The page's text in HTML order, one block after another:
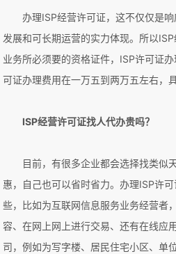
办理ISP经营许可证，这不仅仅是响
发展和可长期运营的实力体现。所以
业务所必须要的资格证件，ISP许可证
可证办理费用在一万五到两万五左右，
ISP经营许可证找人代办贵吗？
目前，有很多企业都会选择找类似
惠，自己也可以省时省力。办理ISP许
些，比如为互联网信息服务业务经营者
容、在网上网上进行交易、还有在线应
司，例如为写字楼、居民住宅小区、单